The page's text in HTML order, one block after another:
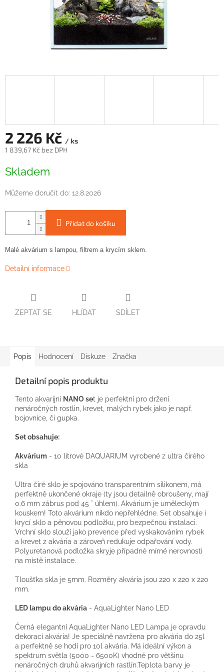
2 226 Kč / ks
1 839,67 Kč bez DPH
cena:
Skladem
Můžeme doručit do: 12.8.2026
Přidat do košíku
Malé akvárium s lampou, filtrem a krycím sklem.
Detailní informace
ZEPTAT SE HLÍDAT SDÍLET
Popis Hodnocení Diskuze Značka
Detailní popis produktu
Tento akvarijní NANO set je perfektní pro držení
nenáročných rostlin, krevet, malých rybek jako je např.
bojovnice, či gupka.
Set obsahuje:
Akvárium - 10 litrové DAQUARIUM vyrobené z ultra čirého
skla
Ultra čiré sklo je spojováno transparentním silikonem, má
perfektně ukončené okraje (ty jsou detailně obroušeny, mají
0.6 mm zábrus pod 45 ° úhlem). Akvárium je uměleckým
kouskem! Toto akvárium nikdo nepřehlédne. Set obsahuje i
krycí sklo a pěnovou podložku, pro bezpečnou instalaci.
Vrchní sklo slouží jako prevence před vyskakováním rybek
a krevet z akvária a zároveň redukuje odpařování vody.
Polyuretanová podložka skryje případné mírné nerovnosti
na místě instalace.
Tloušťka skla je 5mm. Rozměry akvária jsou 220 x 220 x 220
mm.
LED lampu do akvária - AquaLighter Nano LED
Černá elegantní AquaLighter Nano LED Lampa je opravdu
dekorací akvária! Je speciálně navržena pro akvária do 25l
a perfektně se hodí pro 10l akvária. Má ideální výkon a
spektrum světla (5000 - 6500K) vhodné pro většinu
nenáročných druhů akvarijních rastlín.Teplota barvy je